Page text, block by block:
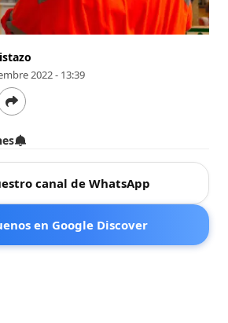
2022 - 13:39
canal de WhatsApp
en Google Discover